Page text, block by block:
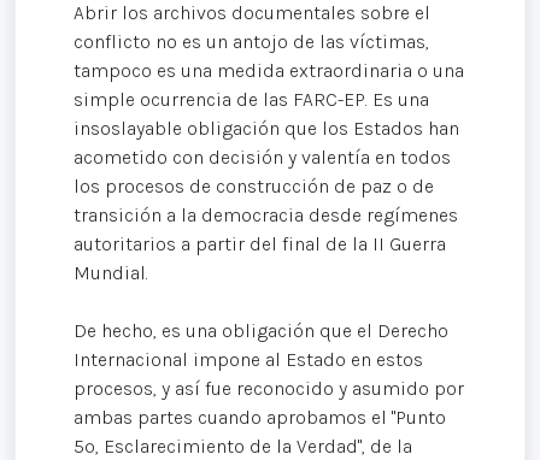
Abrir los archivos documentales sobre el
conflicto no es un antojo de las víctimas,
tampoco es una medida extraordinaria o una
simple ocurrencia de las FARC-EP. Es una
insoslayable obligación que los Estados han
acometido con decisión y valentía en todos
los procesos de construcción de paz o de
transición a la democracia desde regímenes
autoritarios a partir del final de la II Guerra
Mundial.
De hecho, es una obligación que el Derecho
Internacional impone al Estado en estos
procesos, y así fue reconocido y asumido por
ambas partes cuando aprobamos el "Punto
5º, Esclarecimiento de la Verdad", de la